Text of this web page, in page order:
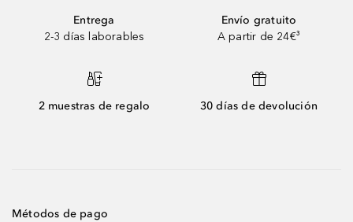
Entrega
2-3 días laborables
Envío gratuito
A partir de 24€³
2 muestras de regalo 30 días de devolución
Métodos de pago